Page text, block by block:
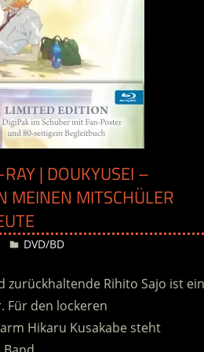
| DOUKYUSEI –
MEINEN MITSCHÜLER
Desiree
DVD/BD
zurückhaltende Rihito Sajo ist ein
Für den lockeren
Hikaru Kusakabe steht